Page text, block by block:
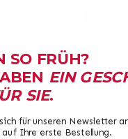
SO FRÜH?
EIN
SIE.
für unseren Newsletter
auf Ihre erste Bestellung.